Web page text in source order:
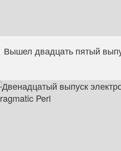
Вышел двадцать пятый